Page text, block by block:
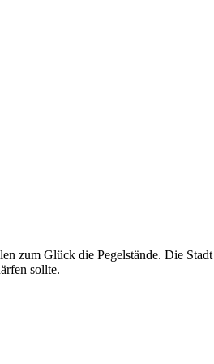
zum Glück die Pegelstände. Die
sollte.